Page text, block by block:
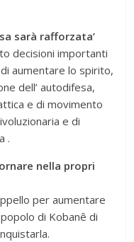
sarà rafforzata’
decisioni importanti
aumentare lo spirito,
dell’ autodifesa,
e di movimento
e di
.
nella propri
per aumentare
di Kobanê di